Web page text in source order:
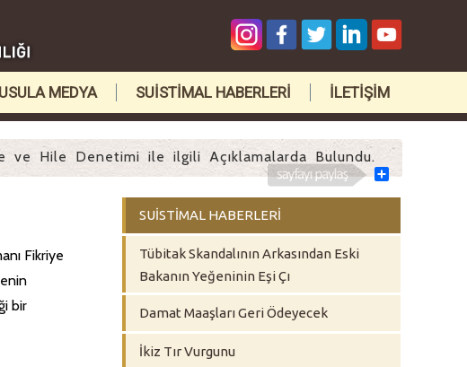
MEDYA SUİSTİMAL HABERLERİ İLETİŞİM
ve Hile Denetimi ile ilgili Açıklamalarda Bulundu.
Share
Fikriye
bir
SUİSTİMAL HABERLERİ
Tübitak Skandalının Arkasından Eski
Bakanın Yeğeninin Eşi Çı
Damat Maaşları Geri Ödeyecek
İkiz Tır Vurgunu